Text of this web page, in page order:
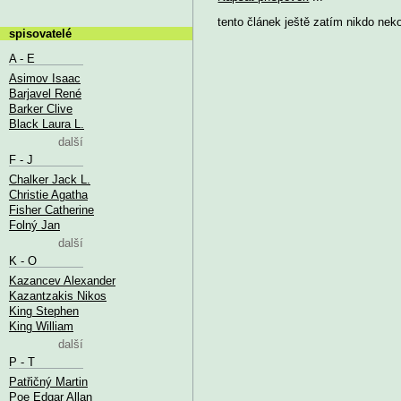
tento článek ještě zatím nikdo
spisovatelé
A - E
Asimov Isaac
Barjavel René
Barker Clive
Black Laura L.
další
F - J
Chalker Jack L.
Christie Agatha
Fisher Catherine
Folný Jan
další
K - O
Kazancev Alexander
Kazantzakis Nikos
King Stephen
King William
další
P - T
Patřičný Martin
Poe Edgar Allan